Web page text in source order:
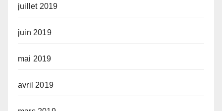
juillet 2019
juin 2019
mai 2019
avril 2019